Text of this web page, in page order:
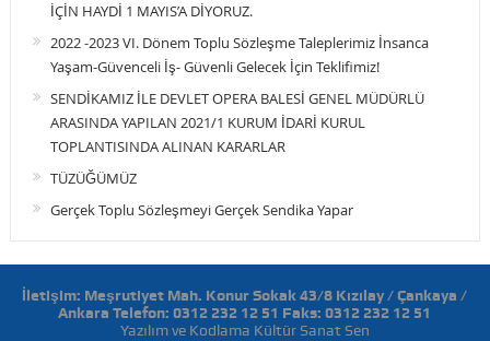
İÇİN HAYDİ 1 MAYIS’A DİYORUZ.
2022 -2023 VI. Dönem Toplu Sözleşme Taleplerimiz İnsanca
Yaşam-Güvenceli İş- Güvenli Gelecek İçin Teklifimiz!
SENDİKAMIZ İLE DEVLET OPERA BALESİ GENEL MÜDÜRLÜ
ARASINDA YAPILAN 2021/1 KURUM İDARİ KURUL
TOPLANTISINDA ALINAN KARARLAR
TÜZÜĞÜMÜZ
Gerçek Toplu Sözleşmeyi Gerçek Sendika Yapar
İletişim: Meşrutiyet Mah. Konur Sokak 43/8 Kızılay / Çankaya /
Ankara Telefon: 0312 232 12 51 Faks: 0312 232 12 51
Yazılım ve Kodlama Kültür Sanat Sen